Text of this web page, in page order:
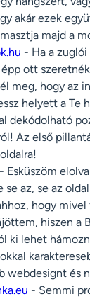
akár ezek
majd a
- Ha a
ott
meg, hogy az
helyett a Te
dekódolható
Az első
- Esküszöm
se az, se az
hogy
hiszen a
ki lehet
webdesignt és
- Semmi